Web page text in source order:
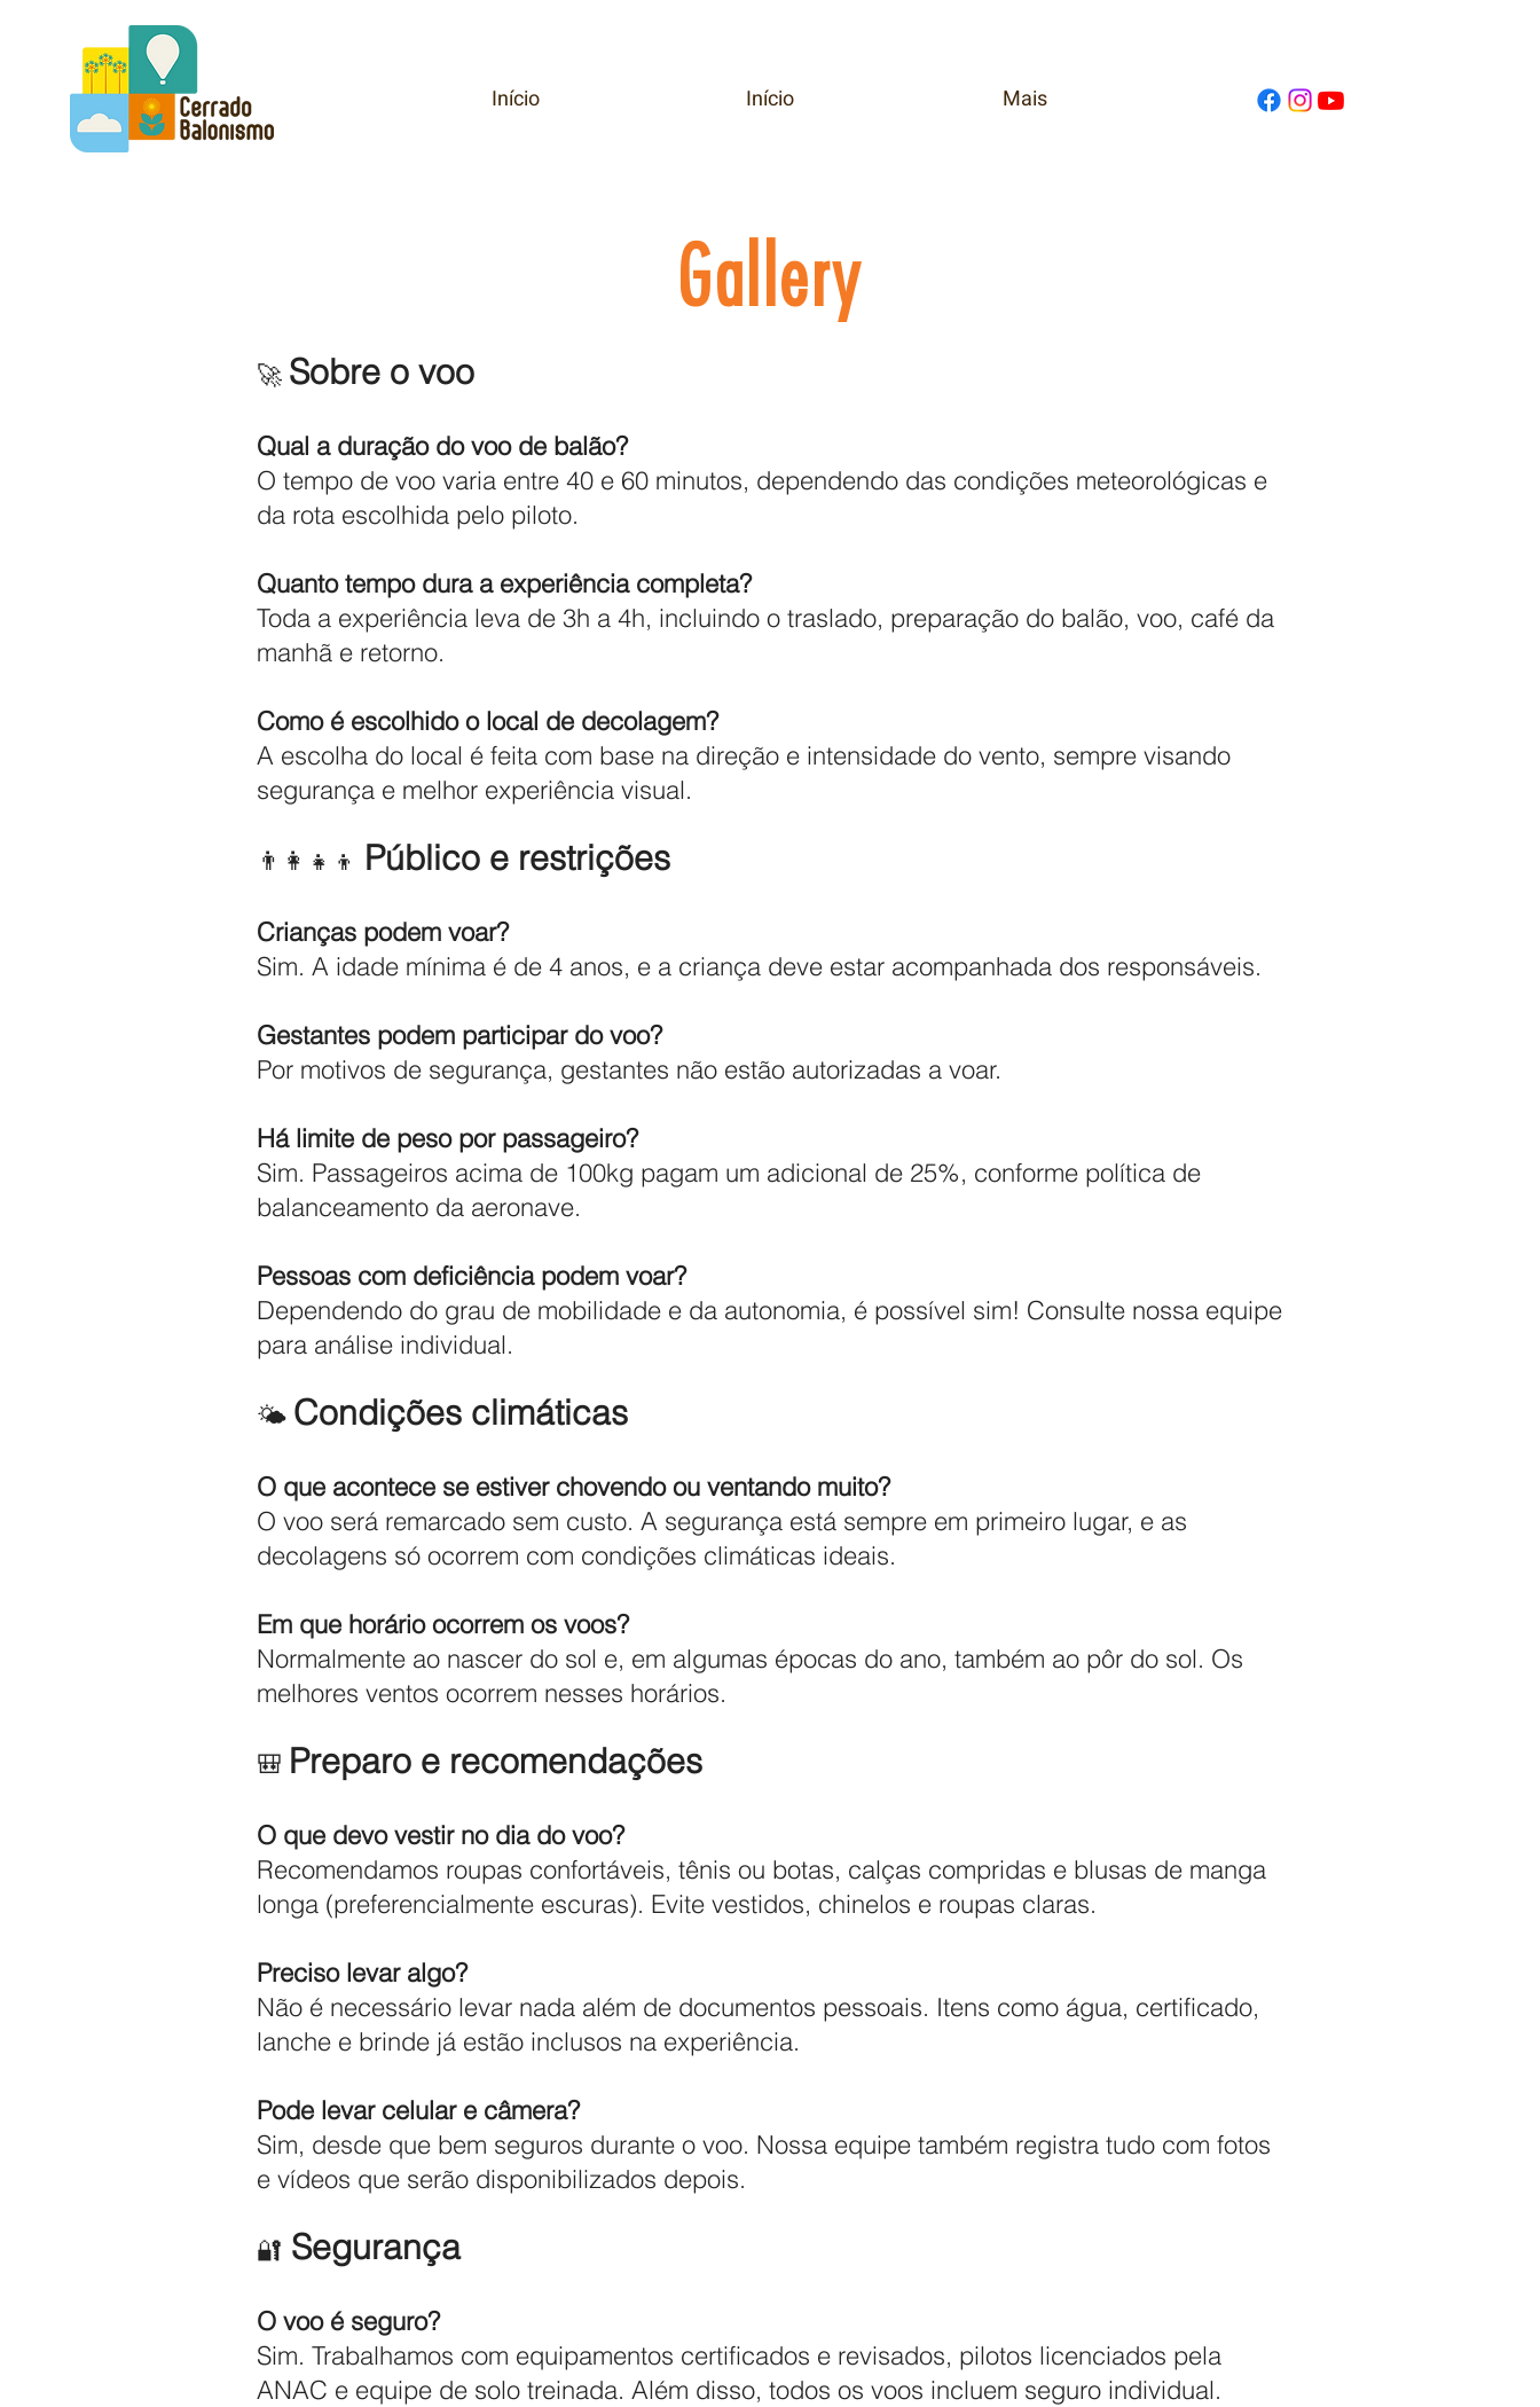
Início Início Mais
Gallery
🚀 Sobre o voo
Qual a duração do voo de balão?
O tempo de voo varia entre 40 e 60 minutos, dependendo das condições meteorológicas e
da rota escolhida pelo piloto.
Quanto tempo dura a experiência completa?
Toda a experiência leva de 3h a 4h, incluindo o traslado, preparação do balão, voo, café da
manhã e retorno.
Como é escolhido o local de decolagem?
A escolha do local é feita com base na direção e intensidade do vento, sempre visando
segurança e melhor experiência visual.
👨‍👩‍👧‍👦 Público e restrições
Crianças podem voar?
Sim. A idade mínima é de 4 anos, e a criança deve estar acompanhada dos responsáveis.
Gestantes podem participar do voo?
Por motivos de segurança, gestantes não estão autorizadas a voar.
Há limite de peso por passageiro?
Sim. Passageiros acima de 100kg pagam um adicional de 25%, conforme política de
balanceamento da aeronave.
Pessoas com deficiência podem voar?
Dependendo do grau de mobilidade e da autonomia, é possível sim! Consulte nossa equipe
para análise individual.
🌤️ Condições climáticas
O que acontece se estiver chovendo ou ventando muito?
O voo será remarcado sem custo. A segurança está sempre em primeiro lugar, e as
decolagens só ocorrem com condições climáticas ideais.
Em que horário ocorrem os voos?
Normalmente ao nascer do sol e, em algumas épocas do ano, também ao pôr do sol. Os
melhores ventos ocorrem nesses horários.
🎒 Preparo e recomendações
O que devo vestir no dia do voo?
Recomendamos roupas confortáveis, tênis ou botas, calças compridas e blusas de manga
longa (preferencialmente escuras). Evite vestidos, chinelos e roupas claras.
Preciso levar algo?
Não é necessário levar nada além de documentos pessoais. Itens como água, certificado,
lanche e brinde já estão inclusos na experiência.
Pode levar celular e câmera?
Sim, desde que bem seguros durante o voo. Nossa equipe também registra tudo com fotos
e vídeos que serão disponibilizados depois.
🔐 Segurança
O voo é seguro?
Sim. Trabalhamos com equipamentos certificados e revisados, pilotos licenciados pela
ANAC e equipe de solo treinada. Além disso, todos os voos incluem seguro individual.